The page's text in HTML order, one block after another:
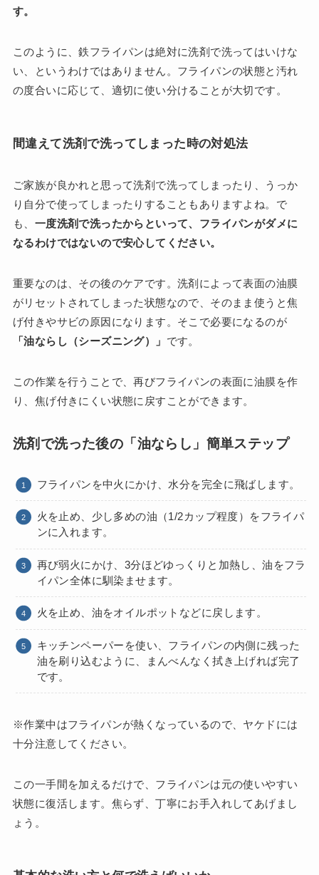
す。
このように、鉄フライパンは絶対に洗剤で洗ってはいけな
い、というわけではありません。フライパンの状態と汚れ
の度合いに応じて、適切に使い分けることが大切です。
間違えて洗剤で洗ってしまった時の対処法
ご家族が良かれと思って洗剤で洗ってしまったり、うっか
り自分で使ってしまったりすることもありますよね。で
も、 一度洗剤で洗ったからといって、フライパンがダメに
なるわけではないので安心してください。
重要なのは、その後のケアです。洗剤によって表面の油膜
がリセットされてしまった状態なので、そのまま使うと焦
げ付きやサビの原因になります。そこで必要になるのが
「油ならし（シーズニング）」 です。
この作業を行うことで、再びフライパンの表面に油膜を作
り、焦げ付きにくい状態に戻すことができます。
洗剤で洗った後の「油ならし」簡単ステップ
フライパンを中火にかけ、水分を完全に飛ばします。
火を止め、少し多めの油（1/2カップ程度）をフライパ
ンに入れます。
再び弱火にかけ、3分ほどゆっくりと加熱し、油をフラ
イパン全体に馴染ませます。
火を止め、油をオイルポットなどに戻します。
キッチンペーパーを使い、フライパンの内側に残った
油を刷り込むように、まんべんなく拭き上げれば完了
です。
※作業中はフライパンが熱くなっているので、ヤケドには
十分注意してください。
この一手間を加えるだけで、フライパンは元の使いやすい
状態に復活します。焦らず、丁寧にお手入れしてあげまし
ょう。